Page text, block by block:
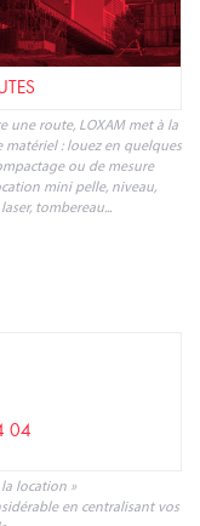
une route, LOXAM met à la
: louez en quelques
ou de mesure
mini pelle, niveau,
tombereau...
04
location »
en centralisant vos